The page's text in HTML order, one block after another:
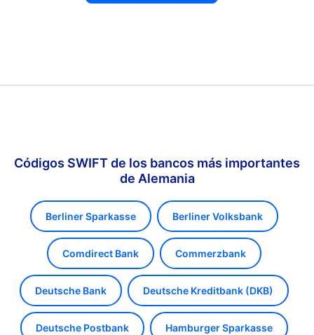
Códigos SWIFT de los bancos más importantes
de Alemania
Berliner Sparkasse Berliner Volksbank
Comdirect Bank Commerzbank
Deutsche Bank Deutsche Kreditbank (DKB)
Deutsche Postbank Hamburger Sparkasse